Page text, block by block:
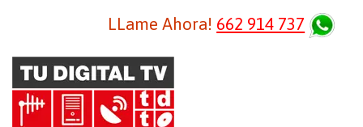
LLame Ahora! 662 914 737